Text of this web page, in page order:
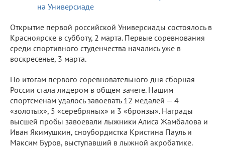
Открытие первой российской Универсиады состоялось в
Красноярске в субботу, 2 марта. Первые соревнования
среди спортивного студенчества начались уже в
воскресенье, 3 марта.
По итогам первого соревновательного дня сборная
России стала лидером в общем зачете. Нашим
спортсменам удалось завоевать 12 медалей — 4
«золотых», 5 «серебряных» и 3 «бронзы». Награды
высшей пробы завоевали лыжники Алиса Жамбалова и
Иван Якимушкин, сноубордистка Кристина Пауль и
Максим Буров, выступавший в лыжной акробатике.